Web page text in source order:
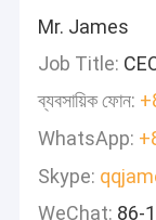
Mr. James
Job Title:
ব্যবসায়িক ফোন:
WhatsApp:
Skype:
WeChat: 86-